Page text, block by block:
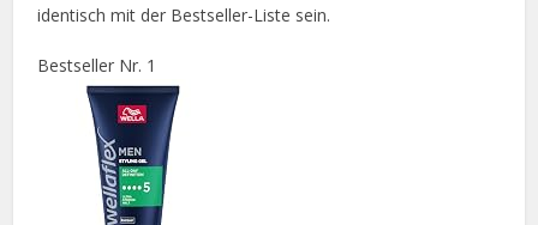
identisch mit der Bestseller-Liste sein.
Bestseller Nr. 1